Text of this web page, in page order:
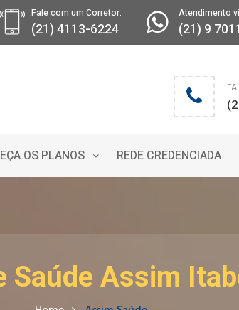
Fale com um Corretor:
(21) 4113-6224
Atendimento
(21) 9
OS PLANOS REDE CREDENCIADA
Saúde Assim